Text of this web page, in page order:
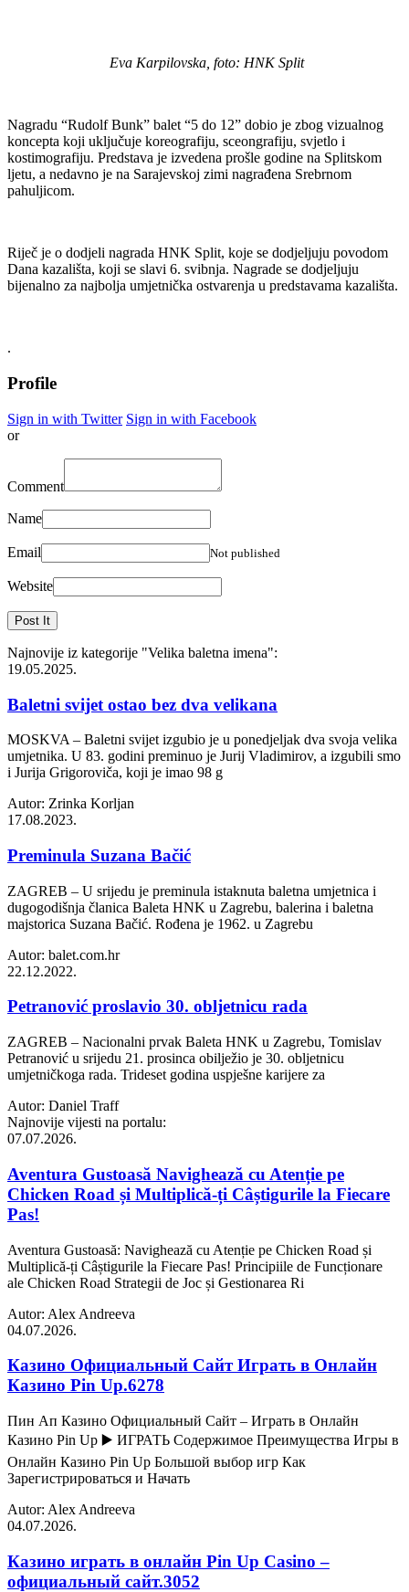
Eva Karpilovska, foto: HNK Split
Nagradu “Rudolf Bunk” balet “5 do 12” dobio je zbog vizualnog
koncepta koji uključuje koreografiju, sceongrafiju, svjetlo i
kostimografiju. Predstava je izvedena prošle godine na Splitskom
ljetu, a nedavno je na Sarajevskoj zimi nagrađena Srebrnom
pahuljicom.
Riječ je o dodjeli nagrada HNK Split, koje se dodjeljuju povodom
Dana kazališta, koji se slavi 6. svibnja. Nagrade se dodjeljuju
bijenalno za najbolja umjetnička ostvarenja u predstavama kazališta.
.
Profile
Sign in with Twitter Sign in with Facebook
or
Comment
Name
Email Not published
Website
Najnovije iz kategorije "Velika baletna imena":
19.05.2025.
Baletni svijet ostao bez dva velikana
MOSKVA – Baletni svijet izgubio je u ponedjeljak dva svoja velika
umjetnika. U 83. godini preminuo je Jurij Vladimirov, a izgubili smo
i Jurija Grigoroviča, koji je imao 98 g
Autor: Zrinka Korljan
17.08.2023.
Preminula Suzana Bačić
ZAGREB – U srijedu je preminula istaknuta baletna umjetnica i
dugogodišnja članica Baleta HNK u Zagrebu, balerina i baletna
majstorica Suzana Bačić. Rođena je 1962. u Zagrebu
Autor: balet.com.hr
22.12.2022.
Petranović proslavio 30. obljetnicu rada
ZAGREB – Nacionalni prvak Baleta HNK u Zagrebu, Tomislav
Petranović u srijedu 21. prosinca obilježio je 30. obljetnicu
umjetničkoga rada. Trideset godina uspješne karijere za
Autor: Daniel Traff
Najnovije vijesti na portalu:
07.07.2026.
Aventura Gustoasă Navighează cu Atenție pe
Chicken Road și Multiplică-ți Câștigurile la Fiecare
Pas!
Aventura Gustoasă: Navighează cu Atenție pe Chicken Road și
Multiplică-ți Câștigurile la Fiecare Pas! Principiile de Funcționare
ale Chicken Road Strategii de Joc și Gestionarea Ri
Autor: Alex Andreeva
04.07.2026.
Казино Официальный Сайт Играть в Онлайн
Казино Pin Up.6278
Пин Ап Казино Официальный Сайт – Играть в Онлайн
Казино Pin Up ▶️ ИГРАТЬ Содержимое Преимущества Игры в
Онлайн Казино Pin Up Большой выбор игр Как
Зарегистрироваться и Начать
Autor: Alex Andreeva
04.07.2026.
Казино играть в онлайн Pin Up Casino –
официальный сайт.3052